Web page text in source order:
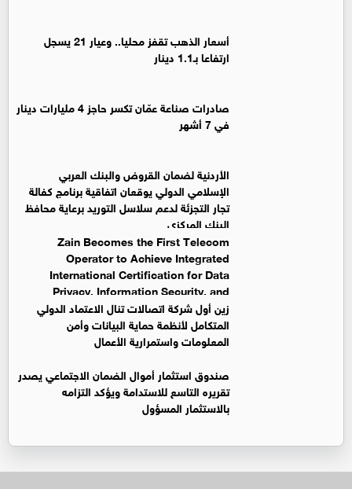
أسعار الذهب تقفز محليا.. وعيار 21 يسجل
ارتفاعا بـ1.1 دينار
صادرات صناعة عمّان تكسر حاجز 4 مليارات دينار
في 7 أشهر
الأردنية لضمان القروض والبنك العربي
الإسلامي الدولي يوقعان اتفاقية برنامج كفالة
تجار التجزئة لدعم سلاسل التوريد برعاية محافظ
البنك المركزي
Zain Becomes the First Telecom
Operator to Achieve Integrated
International Certification for Data
Privacy, Information Security, and
Business Continuity Management Systems
زين أول شركة اتصالات تنال الاعتماد الدولي
المتكامل لأنظمة حماية البيانات وأمن
المعلومات واستمرارية الأعمال
صندوق استثمار أموال الضمان الاجتماعي يصدر
تقريره التاسع للاستدامة ويؤكد التزامه
بالاستثمار المسؤول